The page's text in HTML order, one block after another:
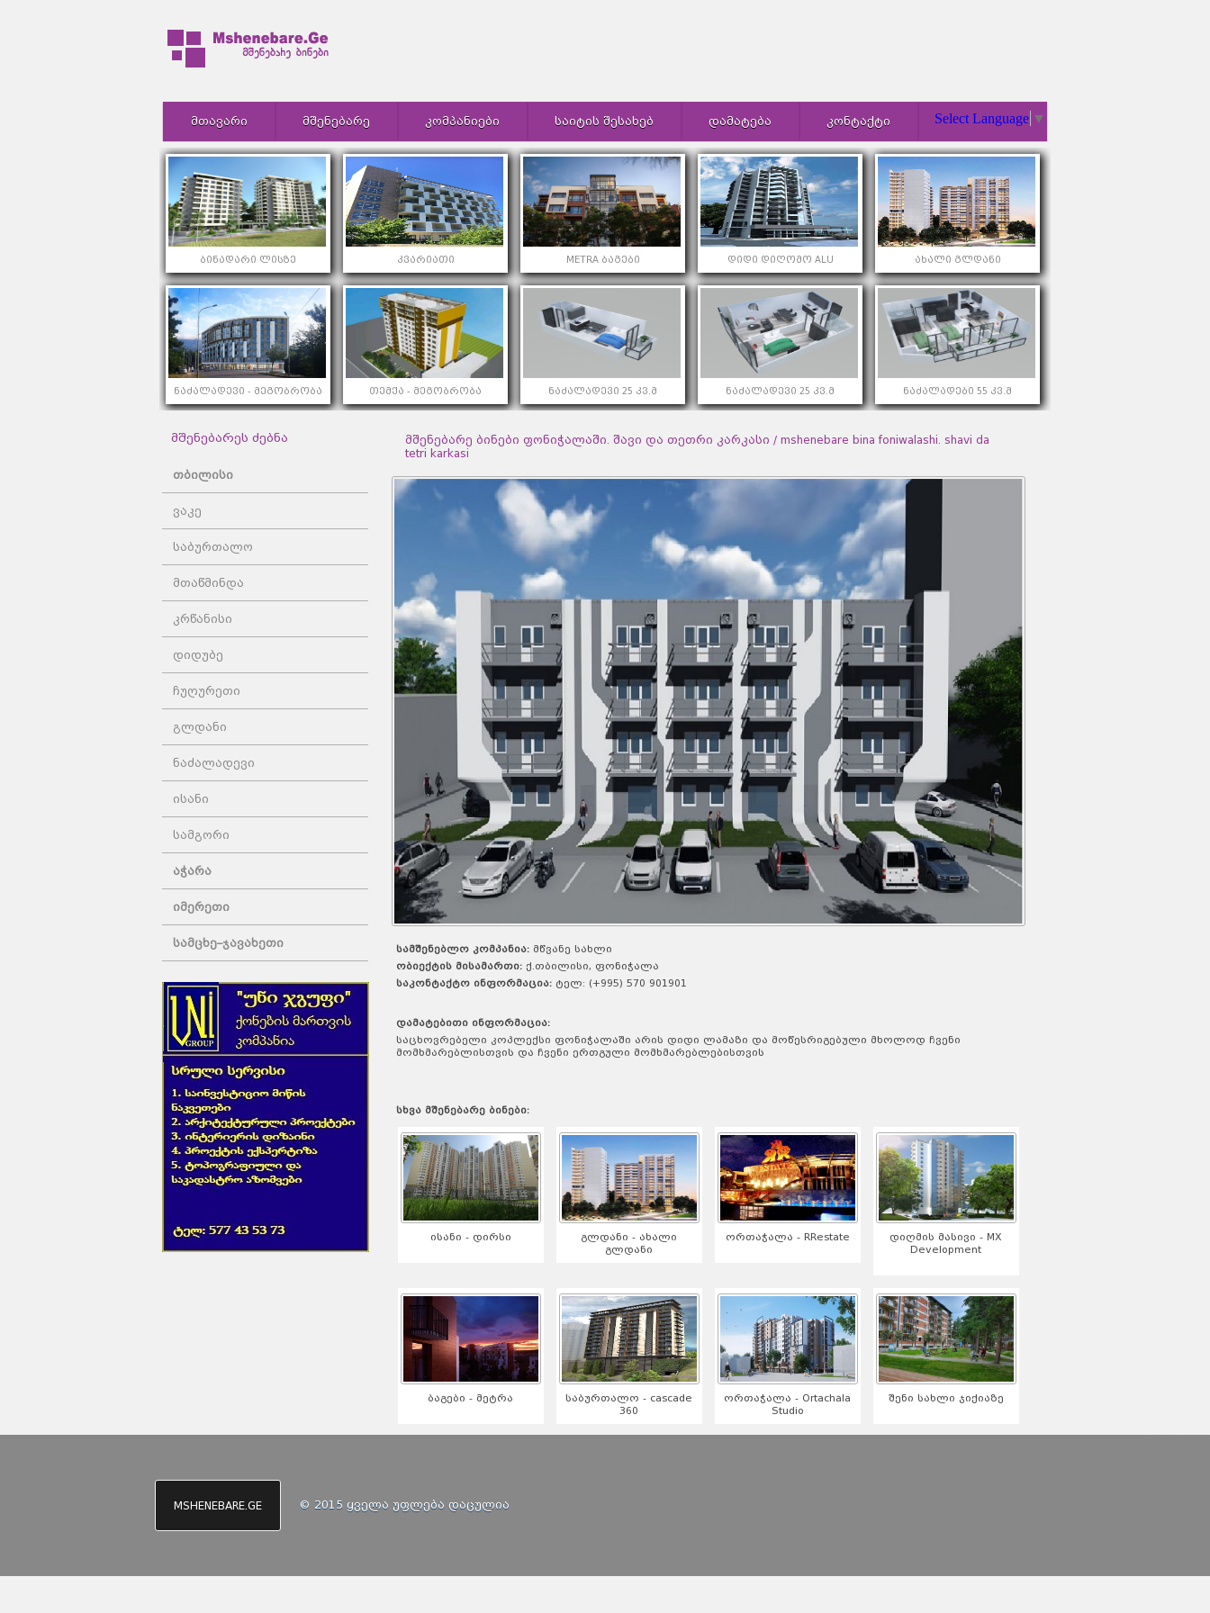
Select Language ▼
ᲛᲗᲐᲕᲐᲠᲘ ᲛᲨᲔᲜᲔᲑᲐᲠᲔ ᲙᲝᲛᲞᲐᲜᲘᲔᲑᲘ ᲡᲐᲘᲢᲘᲡ ᲨᲔᲡᲐᲮᲔᲑ ᲓᲐᲛᲐᲢᲔᲑᲐ ᲙᲝᲜᲢᲐᲥᲢᲘ
ბინადარი ლისზე კვარიათი METRA ბაგები დიდი დიღომო ALU ახალი გლდანი
ნაძალადევი - მეგობრობა თემქა - მეგობრობა ნაძალადევი 25 კვ.მ ნაძალადევი 25 კვ.მ ნაძალადები 55 კვ.მ
მშენებარეს ძებნა
თბილისი
ვაკე
საბურთალო
მთაწმინდა
კრწანისი
დიდუბე
ჩუღურეთი
გლდანი
ნაძალადევი
ისანი
სამგორი
აჭარა
იმერეთი
სამცხე–ჯავახეთი
მშენებარე ბინები ფონიჭალაში. შავი და თეთრი კარკასი / mshenebare bina foniwalashi. shavi da
tetri karkasi
სამშენებლო კომპანია:მწვანე სახლი
ობიექტის მისამართი:ქ.თბილისი, ფონიჭალა
საკონტაქტო ინფორმაცია:ტელ: (+995) 570 901901
დამატებითი ინფორმაცია:
საცხოვრებელი კოპლექსი ფონიჭალაში არის დიდი ლამაზი და მოწესრიგებული მხოლოდ ჩვენი
მომხმარებლისთვის და ჩვენი ერთგული მომხმარებლებისთვის
სხვა მშენებარე ბინები:
ისანი - დირსი
გლდანი - ახალი
გლდანი
ორთაჭალა - RRestate
დიღმის მასივი - MX
Development
ბაგები - მეტრა
საბურთალო - cascade
360
ორთაჭალა - Ortachala
Studio
შენი სახლი ჯიქიაზე
MSHENEBARE.GE © 2015 ყველა უფლება დაცულია